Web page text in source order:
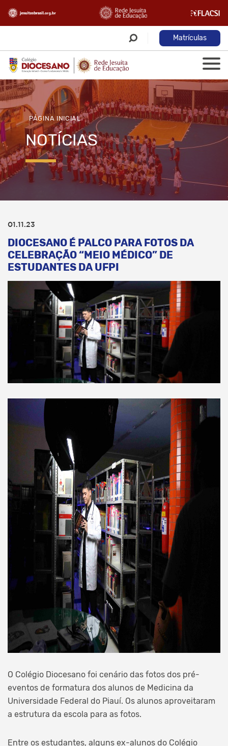
Matrículas
PÁGINA INICIAL
NOTÍCIAS
01.11.23
DIOCESANO É PALCO PARA FOTOS DA
CELEBRAÇÃO “MEIO MÉDICO” DE
ESTUDANTES DA UFPI
O Colégio Diocesano foi cenário das fotos dos pré-
eventos de formatura dos alunos de Medicina da
Universidade Federal do Piauí. Os alunos aproveitaram
a estrutura da escola para as fotos.
Entre os estudantes, alguns ex-alunos do Colégio